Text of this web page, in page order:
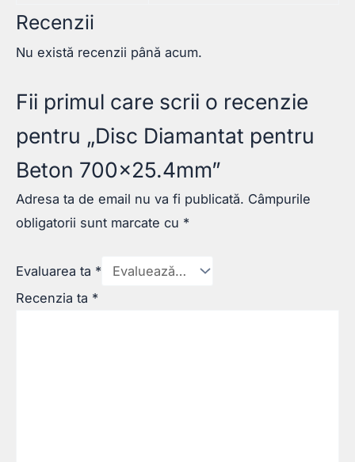
Recenzii
Nu există recenzii până acum.
Fii primul care scrii o recenzie
pentru „Disc Diamantat pentru
Beton 700×25.4mm”
Adresa ta de email nu va fi publicată. Câmpurile
obligatorii sunt marcate cu *
Evaluarea ta *
Recenzia ta *